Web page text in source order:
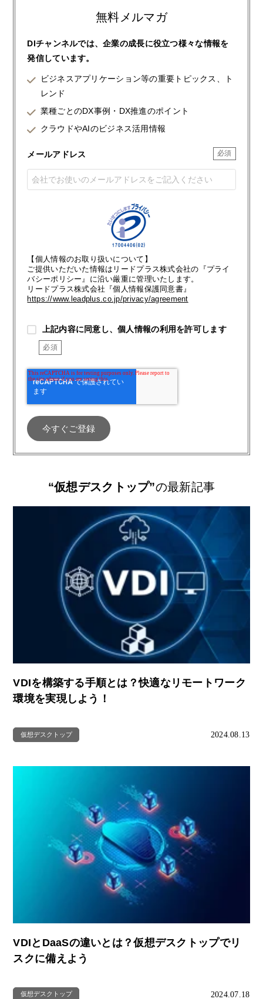
無料メルマガ
DIチャンネルでは、企業の成長に役立つ様々な情報を
発信しています。
ビジネスアプリケーション等の重要トピックス、ト
レンド
業種ごとのDX事例・DX推進のポイント
クラウドやAIのビジネス活用情報
メールアドレス
【個人情報のお取り扱いについて】
ご提供いただいた情報はリードプラス株式会社の『プライ
バシーポリシー』に沿い厳重に管理いたします。
リードプラス株式会社『個人情報保護同意書』
https://www.leadplus.co.jp/privacy/agreement
上記内容に同意し、個人情報の利用を許可します
“仮想デスクトップ”の最新記事
VDIを構築する手順とは？快適なリモートワーク
環境を実現しよう！
仮想デスクトップ 2024.08.13
VDIとDaaSの違いとは？仮想デスクトップでリ
スクに備えよう
仮想デスクトップ 2024.07.18